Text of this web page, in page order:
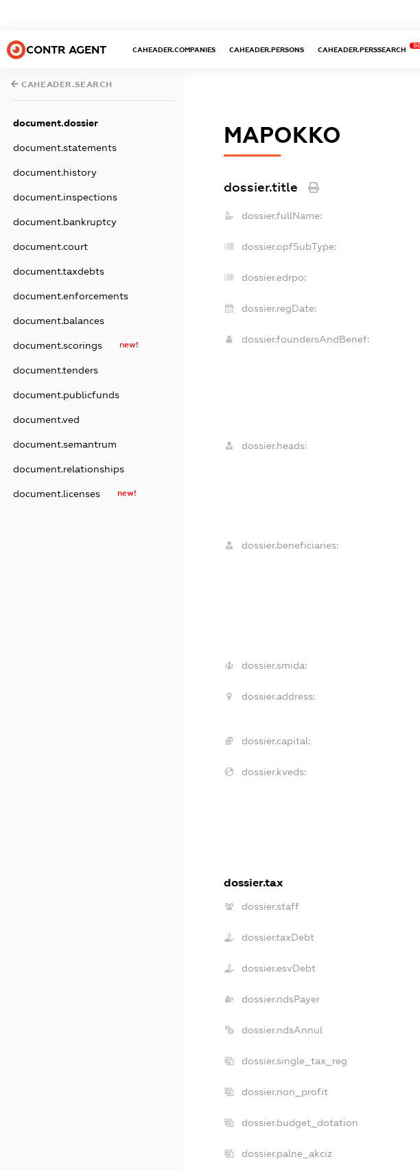
CONTR AGENT CAHEADER.COMPANIES CAHEADER.PERSONS CAHEADER.PERSSEARCH
CAHEADER.SEARCH
document.dossier
document.statements
document.history
document.inspections
document.bankruptcy
document.court
document.taxdebts
document.enforcements
document.balances
document.scorings new!
document.tenders
document.publicfunds
document.ved
document.semantrum
document.relationships
document.licenses new!
МАРОККО
dossier.title
dossier.fullName:
dossier.opfSubType:
dossier.edrpo:
dossier.regDate:
dossier.foundersAndBenef:
dossier.heads:
dossier.beneficiaries:
dossier.smida:
dossier.address:
dossier.capital:
dossier.kveds:
dossier.tax
dossier.staff
dossier.taxDebt
dossier.esvDebt
dossier.ndsPayer
dossier.ndsAnnul
dossier.single_tax_reg
dossier.non_profit
dossier.budget_dotation
dossier.palne_akciz